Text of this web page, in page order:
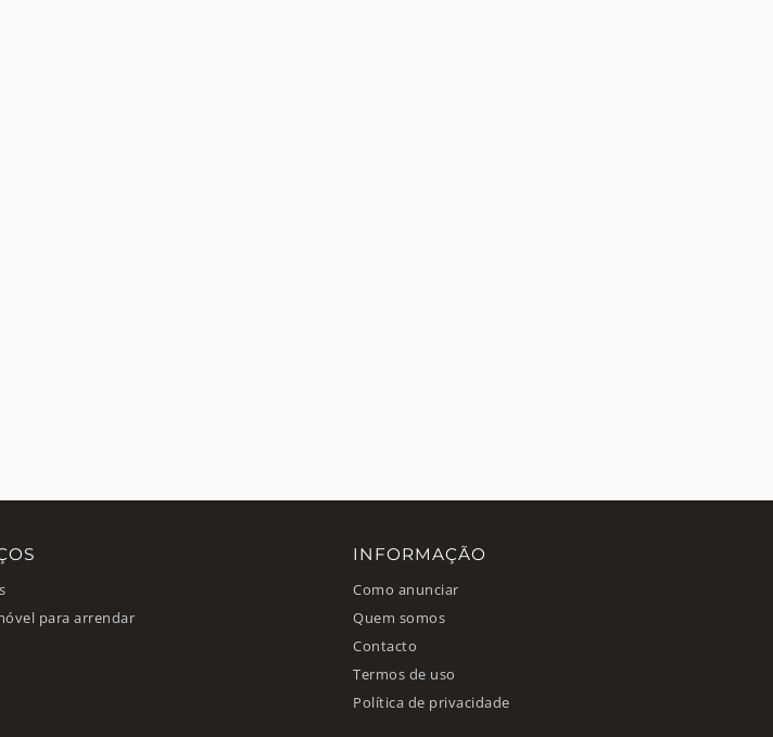
para arrendar
INFORMAÇÃO
Como anunciar
Quem somos
Contacto
Termos de uso
Política de privacidade